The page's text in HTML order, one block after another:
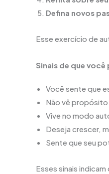
Defina novos
Esse exercício de
Sinais de que
Você sente que
Não vê propósito
Vive no modo
Deseja crescer,
Sente que seu
Esses sinais